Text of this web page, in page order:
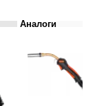
Аналоги